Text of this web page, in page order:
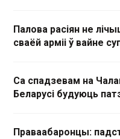
Палова расіян не
сваёй арміі ў вайне
Са спадзевам на
Беларусі будуюць
Праваабаронцы: